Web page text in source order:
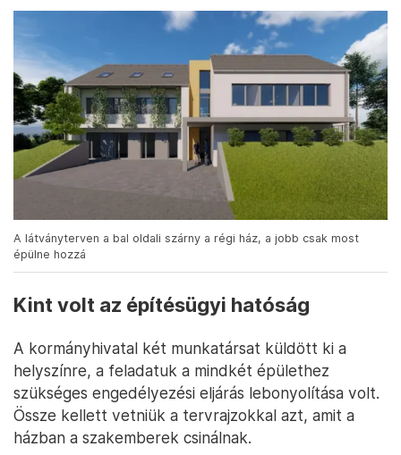
A látványterven a bal oldali szárny a régi ház, a jobb csak most
épülne hozzá
Kint volt az építésügyi hatóság
A kormányhivatal két munkatársat küldött ki a
helyszínre, a feladatuk a mindkét épülethez
szükséges engedélyezési eljárás lebonyolítása volt.
Össze kellett vetniük a tervrajzokkal azt, amit a
házban a szakemberek csinálnak.